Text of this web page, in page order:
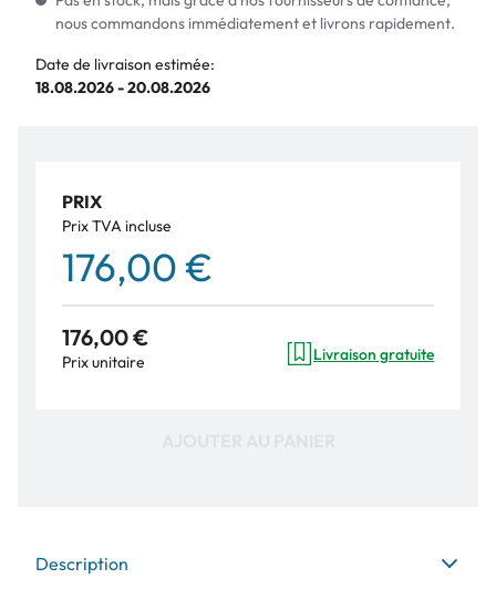
nous commandons immédiatement et livrons rapidement.
Date de livraison estimée:
18.08.2026 - 20.08.2026
PRIX
Prix TVA incluse
176,00 €
176,00 €
Prix unitaire Livraison gratuite
Description